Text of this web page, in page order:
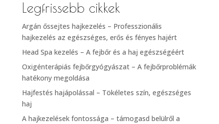
Legfrissebb cikkek
Argán őssejtes hajkezelés – Professzionális
hajkezelés az egészséges, erős és fényes hajért
Head Spa kezelés – A fejbőr és a haj egészségéért
Oxigénterápiás fejbőrgyógyászat – A fejbőrproblémák
hatékony megoldása
Hajfestés hajápolással – Tökéletes szín, egészséges
haj
A hajkezelések fontossága – támogasd belülről a